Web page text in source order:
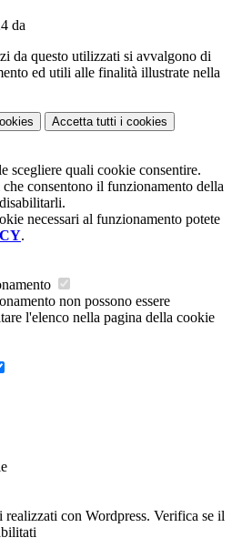
da
da questo utilizzati si avvalgono di
ed utili alle finalità illustrate nella
Accetta tutti i cookies
scegliere quali cookie consentire.
consentono il funzionamento della
necessari al funzionamento potete
.
non possono essere
l'elenco nella pagina della cookie
con Wordpress. Verifica se il